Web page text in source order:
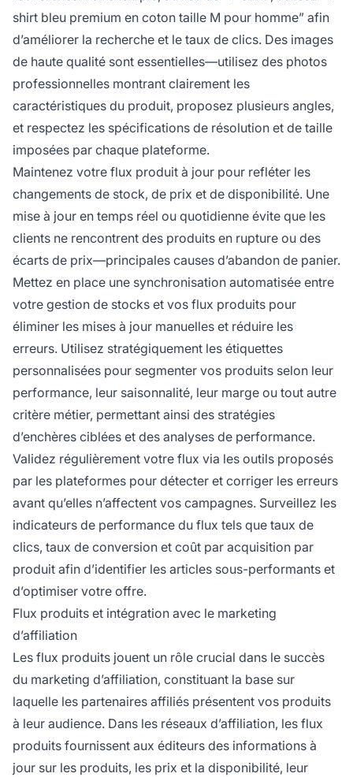
shirt bleu premium en coton taille M pour homme” afin
d’améliorer la recherche et le taux de clics. Des images
de haute qualité sont essentielles—utilisez des photos
professionnelles montrant clairement les
caractéristiques du produit, proposez plusieurs angles,
et respectez les spécifications de résolution et de taille
imposées par chaque plateforme.
Maintenez votre flux produit à jour pour refléter les
changements de stock, de prix et de disponibilité. Une
mise à jour en temps réel ou quotidienne évite que les
clients ne rencontrent des produits en rupture ou des
écarts de prix—principales causes d’abandon de panier.
Mettez en place une synchronisation automatisée entre
votre gestion de stocks et vos flux produits pour
éliminer les mises à jour manuelles et réduire les
erreurs. Utilisez stratégiquement les étiquettes
personnalisées pour segmenter vos produits selon leur
performance, leur saisonnalité, leur marge ou tout autre
critère métier, permettant ainsi des stratégies
d’enchères ciblées et des analyses de performance.
Validez régulièrement votre flux via les outils proposés
par les plateformes pour détecter et corriger les erreurs
avant qu’elles n’affectent vos campagnes. Surveillez les
indicateurs de performance du flux tels que taux de
clics, taux de conversion et coût par acquisition par
produit afin d’identifier les articles sous-performants et
d’optimiser votre offre.
Flux produits et intégration avec le marketing
d’affiliation
Les flux produits jouent un rôle crucial dans le succès
du marketing d’affiliation, constituant la base sur
laquelle les partenaires affiliés présentent vos produits
à leur audience. Dans les réseaux d’affiliation, les flux
produits fournissent aux éditeurs des informations à
jour sur les produits, les prix et la disponibilité, leur